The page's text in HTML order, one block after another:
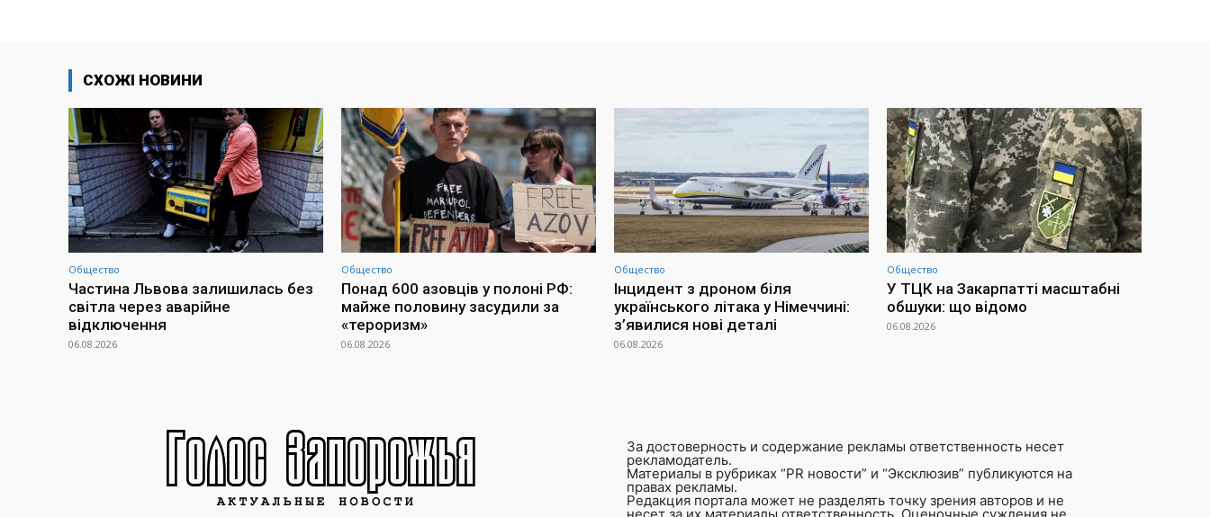
СХОЖІ НОВИНИ
Общество
Частина Львова залишилась без
світла через аварійне
відключення
06.08.2026
Общество
Понад 600 азовців у полоні РФ:
майже половину засудили за
«тероризм»
06.08.2026
Общество
Інцидент з дроном біля
українського літака у Німеччині:
з’явилися нові деталі
06.08.2026
Общество
У ТЦК на Закарпатті масштабні
обшуки: що відомо
06.08.2026
За достоверность и содержание рекламы ответственность несет
рекламодатель.
Материалы в рубриках “PR новости” и “Эксклюзив” публикуются на
правах рекламы.
Редакция портала может не разделять точку зрения авторов и не